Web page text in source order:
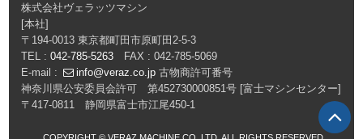
株式会社ヴェラッツマシン
[本社]
〒194-0013 東京都町田市原町田2-5-3
TEL :042-785-5263 FAX : 042-785-5069
E-mail :
info@veraz.co.jp 古物商許可番号
神奈川県公安委員会許可 第452730000851号 [富士マシンセンター]
〒417-0811 静岡県富士市江尾450-1
COPYRIGHT © VERAZ MACHINE CO.,LTD. ALL RIGHTS RESERVED.